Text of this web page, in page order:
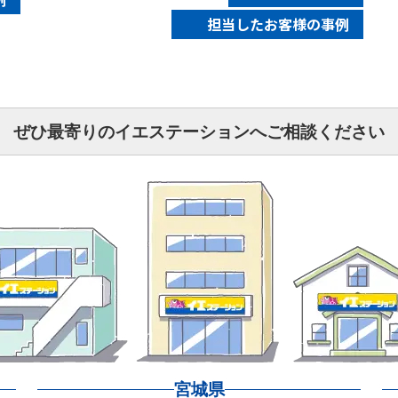
担当したお客様の事例
ぜひ最寄りのイエステーションへご相談ください
宮城県